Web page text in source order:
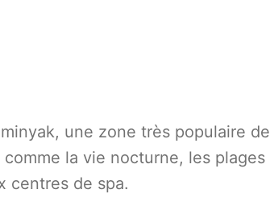
une zone très populaire de
la vie nocturne, les plages
centres de spa.